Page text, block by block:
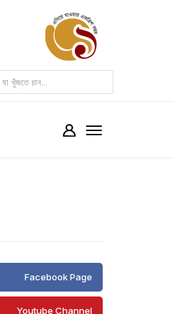
Facebook Page
Youtube Channel